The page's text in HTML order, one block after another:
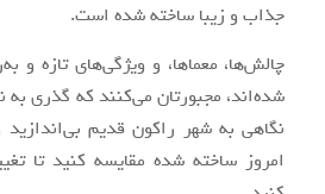
جذاب و زیبا ساخته شده است.
چالش‌ها، معماها، و ویژگی‌های تازه و
شده‌اند، مجبورتان می‌کنند که گذری
نگاهی به شهر راکون قدیم
امروز ساخته شده مقایسه کنید تا